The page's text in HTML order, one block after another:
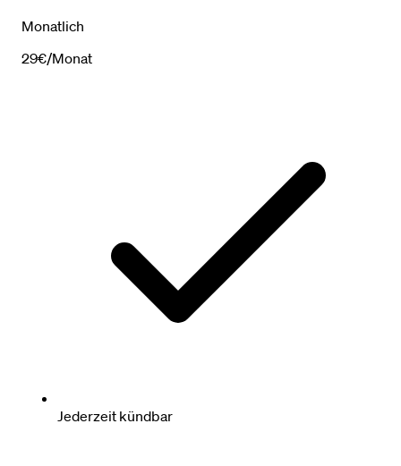
Monatlich
29€/Monat
Jederzeit kündbar